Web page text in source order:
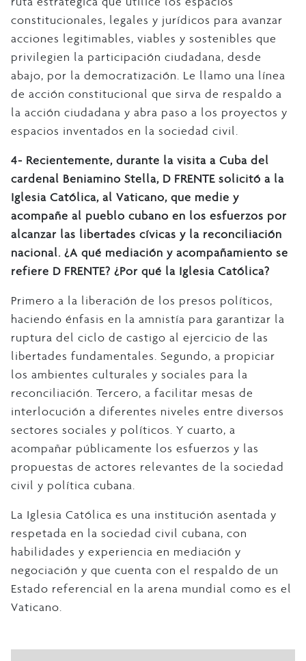
constitucionales, legales y jurídicos para avanzar
acciones legitimables, viables y sostenibles que
privilegien la participación ciudadana, desde
abajo, por la democratización. Le llamo una línea
de acción constitucional que sirva de respaldo a
la acción ciudadana y abra paso a los proyectos y
espacios inventados en la sociedad civil.
4- Recientemente, durante la visita a Cuba del
cardenal Beniamino Stella, D FRENTE solicitó a la
Iglesia Católica, al Vaticano, que medie y
acompañe al pueblo cubano en los esfuerzos por
alcanzar las libertades cívicas y la reconciliación
nacional. ¿A qué mediación y acompañamiento se
refiere D FRENTE? ¿Por qué la Iglesia Católica?
Primero a la liberación de los presos políticos,
haciendo énfasis en la amnistía para garantizar la
ruptura del ciclo de castigo al ejercicio de las
libertades fundamentales. Segundo, a propiciar
los ambientes culturales y sociales para la
reconciliación. Tercero, a facilitar mesas de
interlocución a diferentes niveles entre diversos
sectores sociales y políticos. Y cuarto, a
acompañar públicamente los esfuerzos y las
propuestas de actores relevantes de la sociedad
civil y política cubana.
La Iglesia Católica es una institución asentada y
respetada en la sociedad civil cubana, con
habilidades y experiencia en mediación y
negociación y que cuenta con el respaldo de un
Estado referencial en la arena mundial como es el
Vaticano.